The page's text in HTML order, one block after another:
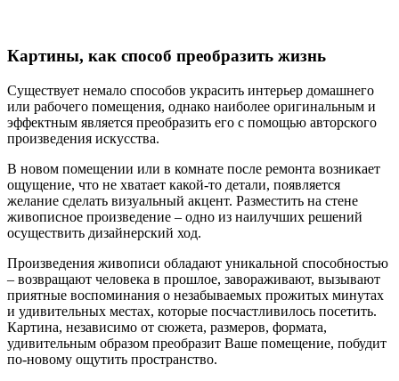
Картины, как способ преобразить жизнь
Существует немало способов украсить интерьер домашнего
или рабочего помещения, однако наиболее оригинальным и
эффектным является преобразить его с помощью авторского
произведения искусства.
В новом помещении или в комнате после ремонта возникает
ощущение, что не хватает какой-то детали, появляется
желание сделать визуальный акцент. Разместить на стене
живописное произведение – одно из наилучших решений
осуществить дизайнерский ход.
Произведения живописи обладают уникальной способностью
– возвращают человека в прошлое, завораживают, вызывают
приятные воспоминания о незабываемых прожитых минутах
и удивительных местах, которые посчастливилось посетить.
Картина, независимо от сюжета, размеров, формата,
удивительным образом преобразит Ваше помещение, побудит
по-новому ощутить пространство.